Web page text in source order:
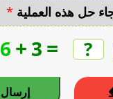
* حل هذه العملية
6 + 3 =
إرسال